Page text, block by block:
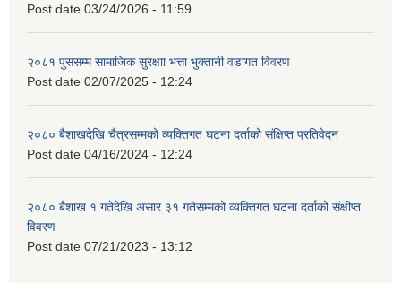
Post date 03/24/2026 - 11:59
२०८१ पुससम्म सामाजिक सुरक्षाा भत्ता भुक्तानी वडागत विवरण
Post date 02/07/2025 - 12:24
२०८० बैशाखदेखि चैत्रसम्मको व्यक्तिगत घटना दर्ताको संक्षिप्त प्रतिवेदन
Post date 04/16/2024 - 12:24
२०८० बैशाख १ गतेदेखि असार ३१ गतेसम्मको व्यक्तिगत घटना दर्ताको संक्षीप्त
विवरण
Post date 07/21/2023 - 13:12